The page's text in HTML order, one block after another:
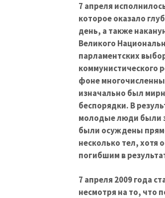
7 апреля
которое оказало
день, а также
Великого
парламентских
коммунистического
фоне
изначально был
беспорядки. В
молодые люди были
были осуждены
несколько тел, хотя
погибшим в
7 апреля 2009 года
несмотря на то, что